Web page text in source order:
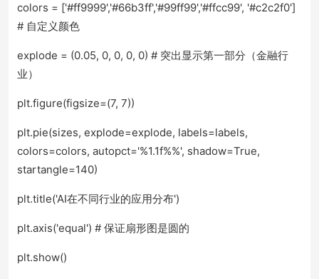
colors = ['#ff9999','#66b3ff','#99ff99','#ffcc99', '#c2c2f0']
# 自定义颜色
explode = (0.05, 0, 0, 0, 0) # 突出显示第一部分（金融行
业）
plt.figure(figsize=(7, 7))
plt.pie(sizes, explode=explode, labels=labels,
colors=colors, autopct='%1.1f%%', shadow=True,
startangle=140)
plt.title('AI在不同行业的应用分布')
plt.axis('equal') # 保证扇形图是圆的
plt.show()